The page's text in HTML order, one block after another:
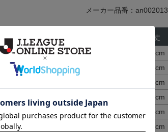
メーカー品番：an002013
袖丈
39.3cm
40.1cm
40.5cm
41.3cm
2XL
42.5cm
43.9cm